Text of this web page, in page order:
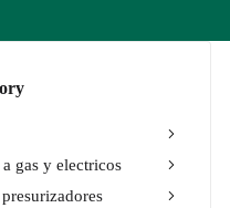
gas y electricos